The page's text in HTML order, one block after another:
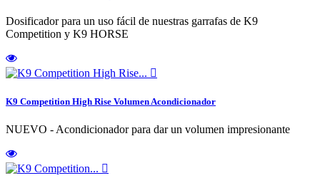
Dosificador para un uso fácil de nuestras garrafas de K9
Competition y K9 HORSE

K9 Competition High Rise Volumen Acondicionador
NUEVO - Acondicionador para dar un volumen impresionante
